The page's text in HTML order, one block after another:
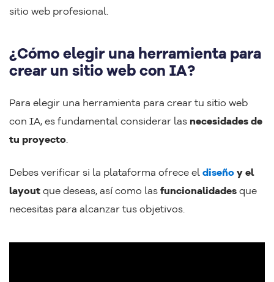
sitio web profesional.
¿Cómo elegir una herramienta para
crear un sitio web con IA?
Para elegir una herramienta para crear tu sitio web
con IA, es fundamental considerar las necesidades de
tu proyecto.
Debes verificar si la plataforma ofrece el diseño y el
layout que deseas, así como las funcionalidades que
necesitas para alcanzar tus objetivos.